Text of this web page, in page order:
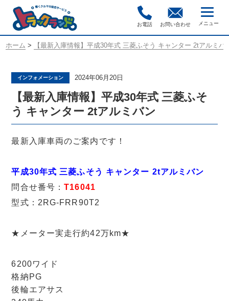
お電話 お問い合わせ
ホーム > 【最新入庫情報】平成30年式 三菱ふそう キャンター 2tアルミバ
インフォメーション 2024年06月20日
【最新入庫情報】平成30年式 三菱ふそ
う キャンター 2tアルミバン
最新入庫車両のご案内です！
平成30年式 三菱ふそう キャンター 2tアルミバン
問合せ番号：T16041
型式：2RG-FRR90T2
★メーター実走行約42万km★
6200ワイド
格納PG
後輪エアサス